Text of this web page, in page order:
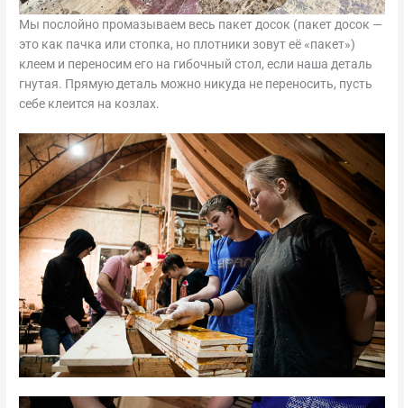
Мы послойно промазываем весь пакет досок (пакет досок —
это как пачка или стопка, но плотники зовут её «пакет»)
клеем и переносим его на гибочный стол, если наша деталь
гнутая. Прямую деталь можно никуда не переносить, пусть
себе клеится на козлах.